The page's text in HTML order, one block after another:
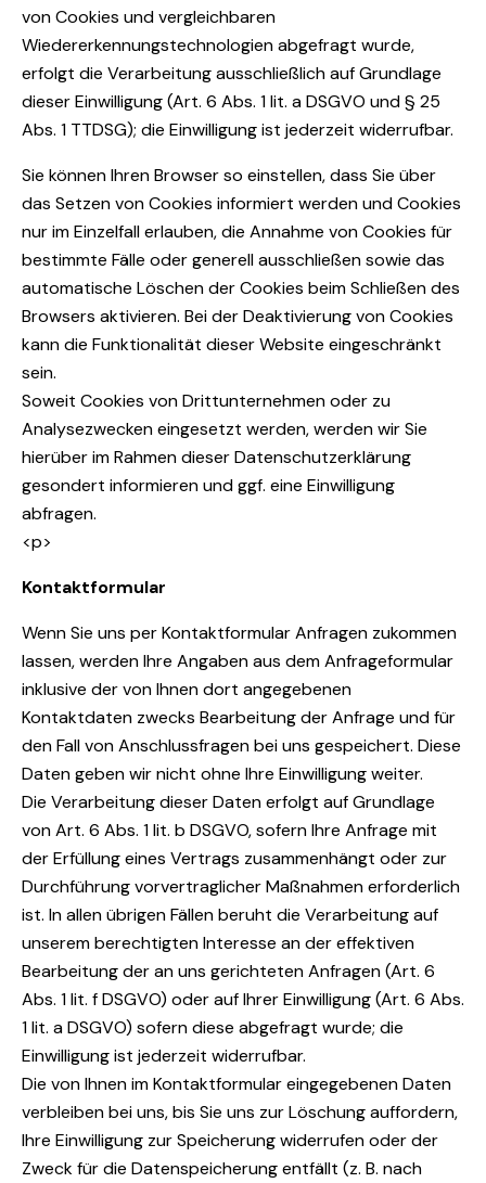
von Cookies und vergleichbaren
Wiedererkennungstechnologien abgefragt wurde,
erfolgt die Verarbeitung ausschließlich auf Grundlage
dieser Einwilligung (Art. 6 Abs. 1 lit. a DSGVO und § 25
Abs. 1 TTDSG); die Einwilligung ist jederzeit widerrufbar.
Sie können Ihren Browser so einstellen, dass Sie über
das Setzen von Cookies informiert werden und Cookies
nur im Einzelfall erlauben, die Annahme von Cookies für
bestimmte Fälle oder generell ausschließen sowie das
automatische Löschen der Cookies beim Schließen des
Browsers aktivieren. Bei der Deaktivierung von Cookies
kann die Funktionalität dieser Website eingeschränkt
sein.
Soweit Cookies von Drittunternehmen oder zu
Analysezwecken eingesetzt werden, werden wir Sie
hierüber im Rahmen dieser Datenschutzerklärung
gesondert informieren und ggf. eine Einwilligung
abfragen.
<p>
Kontaktformular
Wenn Sie uns per Kontaktformular Anfragen zukommen
lassen, werden Ihre Angaben aus dem Anfrageformular
inklusive der von Ihnen dort angegebenen
Kontaktdaten zwecks Bearbeitung der Anfrage und für
den Fall von Anschlussfragen bei uns gespeichert. Diese
Daten geben wir nicht ohne Ihre Einwilligung weiter.
Die Verarbeitung dieser Daten erfolgt auf Grundlage
von Art. 6 Abs. 1 lit. b DSGVO, sofern Ihre Anfrage mit
der Erfüllung eines Vertrags zusammenhängt oder zur
Durchführung vorvertraglicher Maßnahmen erforderlich
ist. In allen übrigen Fällen beruht die Verarbeitung auf
unserem berechtigten Interesse an der effektiven
Bearbeitung der an uns gerichteten Anfragen (Art. 6
Abs. 1 lit. f DSGVO) oder auf Ihrer Einwilligung (Art. 6 Abs.
1 lit. a DSGVO) sofern diese abgefragt wurde; die
Einwilligung ist jederzeit widerrufbar.
Die von Ihnen im Kontaktformular eingegebenen Daten
verbleiben bei uns, bis Sie uns zur Löschung auffordern,
Ihre Einwilligung zur Speicherung widerrufen oder der
Zweck für die Datenspeicherung entfällt (z. B. nach